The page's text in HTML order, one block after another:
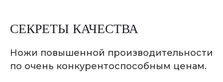
СЕКРЕТЫ КАЧЕСТВА
Ножи повышенной производительности
по очень конкурентоспособным ценам.